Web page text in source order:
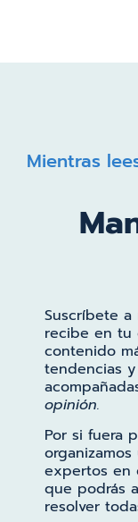
Mientras
Suscríbete a
recibe en tu
contenido
tendencias
opinión.
Por si fuera
organizamos
expertos en
que podrás
resolver